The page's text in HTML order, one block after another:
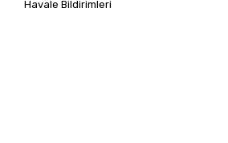
Havale Bildirimleri